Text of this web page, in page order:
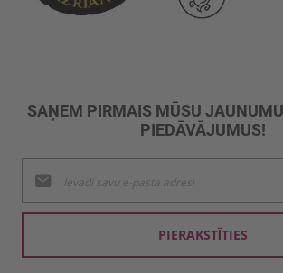
SAŅEM PIRMAIS MŪSU
PIEDĀVĀJUMUS!
jaunumu
saņemšanai:
PIERAKSTĪTIES